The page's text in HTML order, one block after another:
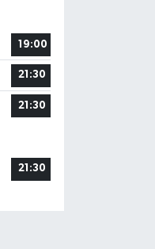
19:00
21:30
21:30
21:30